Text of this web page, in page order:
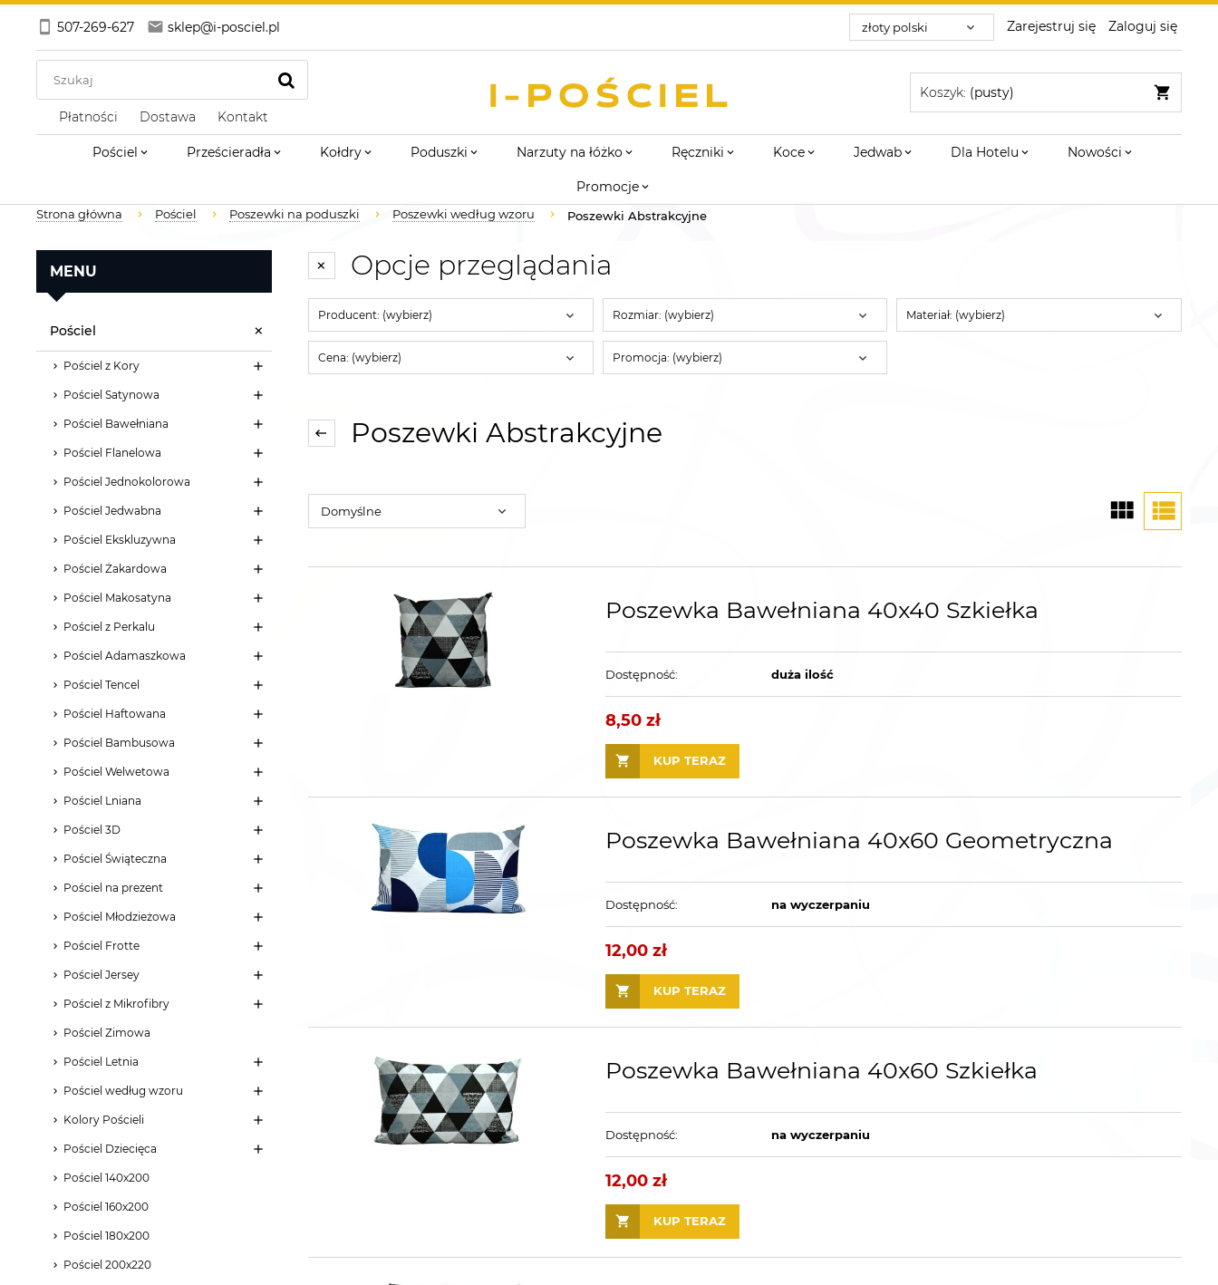
507-269-627 sklep@i-posciel.pl Zarejestruj się Zaloguj się
Koszyk: (pusty)
Płatności
Dostawa Kontakt
Pościel Prześcieradła Kołdry Poduszki Narzuty na łóżko Ręczniki Koce Jedwab Dla Hotelu Nowości
Promocje
Strona główna Pościel Poszewki na poduszki Poszewki według wzoru Poszewki Abstrakcyjne
MENU
Pościel
Pościel z Kory
Pościel Satynowa
Pościel Bawełniana
Pościel Flanelowa
Pościel Jednokolorowa
Pościel Jedwabna
Pościel Ekskluzywna
Pościel Żakardowa
Pościel Makosatyna
Pościel z Perkalu
Pościel Adamaszkowa
Pościel Tencel
Pościel Haftowana
Pościel Bambusowa
Pościel Welwetowa
Pościel Lniana
Pościel 3D
Pościel Świąteczna
Pościel na prezent
Pościel Młodzieżowa
Pościel Frotte
Pościel Jersey
Pościel z Mikrofibry
Pościel Zimowa
Pościel Letnia
Pościel według wzoru
Kolory Pościeli
Pościel Dziecięca
Pościel 140x200
Pościel 160x200
Pościel 180x200
Pościel 200x220
Opcje przeglądania
Producent: (wybierz) Rozmiar: (wybierz) Materiał: (wybierz)
Cena: (wybierz) Promocja: (wybierz)
Poszewki Abstrakcyjne
Poszewka Bawełniana 40x40 Szkiełka
Dostępność: duża ilość
8,50 zł
KUP TERAZ
Poszewka Bawełniana 40x60 Geometryczna
Dostępność: na wyczerpaniu
12,00 zł
KUP TERAZ
Poszewka Bawełniana 40x60 Szkiełka
Dostępność: na wyczerpaniu
12,00 zł
KUP TERAZ